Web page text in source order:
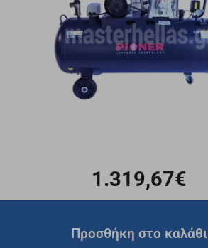
1.319,67€
Προσθήκη στο καλάθι